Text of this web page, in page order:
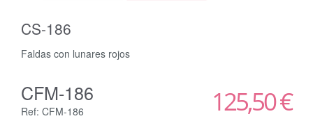
CS-186
Faldas con lunares rojos
CFM-186
Ref: CFM-186 125,50 €